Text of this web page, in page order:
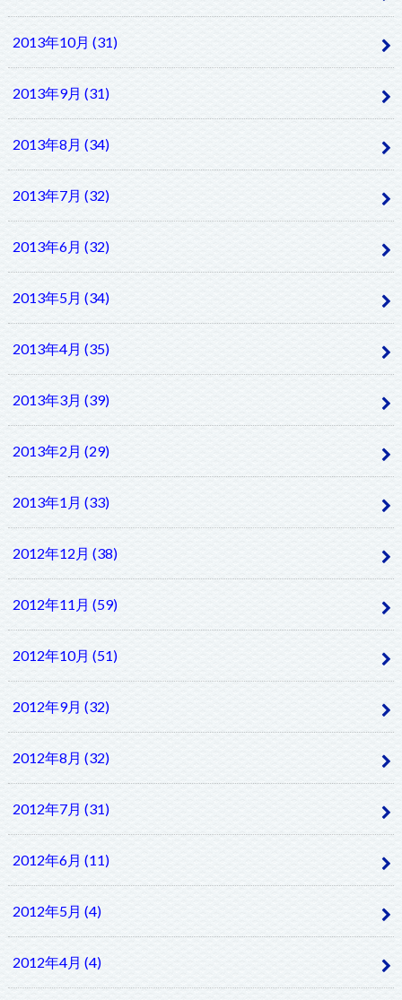
2013年10月 (31)
2013年9月 (31)
2013年8月 (34)
2013年7月 (32)
2013年6月 (32)
2013年5月 (34)
2013年4月 (35)
2013年3月 (39)
2013年2月 (29)
2013年1月 (33)
2012年12月 (38)
2012年11月 (59)
2012年10月 (51)
2012年9月 (32)
2012年8月 (32)
2012年7月 (31)
2012年6月 (11)
2012年5月 (4)
2012年4月 (4)